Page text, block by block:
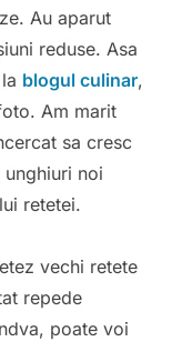
Au aparut
reduse. Asa
blogul culinar,
Am marit
sa cresc
noi
retetei.
vechi retete
repede
poate voi